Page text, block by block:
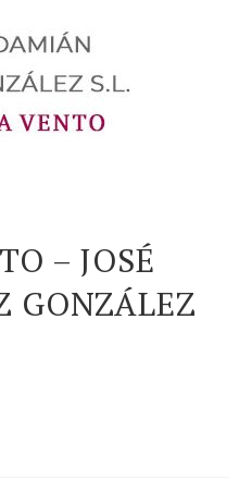
– JOSÉ
GONZÁLEZ